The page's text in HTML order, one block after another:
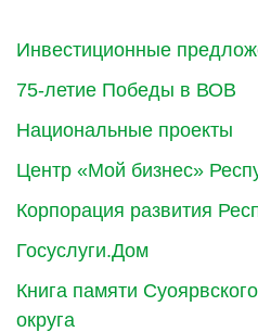
Инвестиционные
75-летие Победы в ВОВ
Национальные проекты
Центр «Мой бизнес»
Корпорация развития
Госуслуги.Дом
Книга памяти
округа